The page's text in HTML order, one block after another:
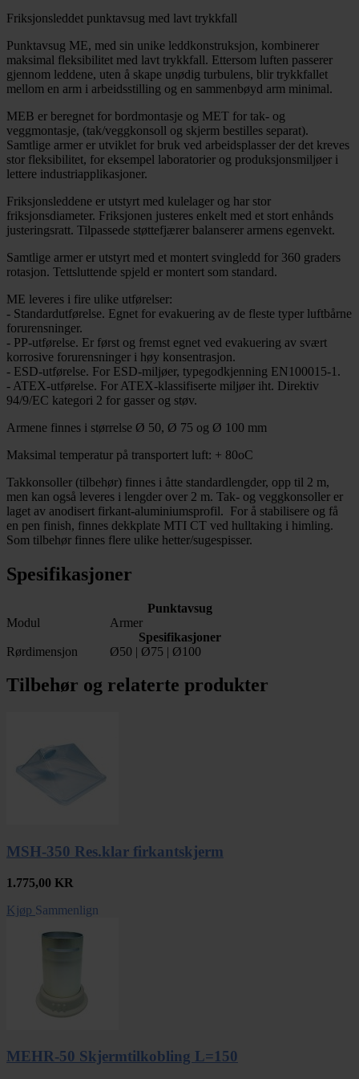
Friksjonsleddet punktavsug med lavt trykkfall
Punktavsug ME, med sin unike leddkonstruksjon, kombinerer
maksimal fleksibilitet med lavt trykkfall. Ettersom luften passerer
gjennom leddene, uten å skape unødig turbulens, blir trykkfallet
mellom en arm i arbeidsstilling og en sammenbøyd arm minimal.
MEB er beregnet for bordmontasje og MET for tak- og
veggmontasje, (tak/veggkonsoll og skjerm bestilles separat).
Samtlige armer er utviklet for bruk ved arbeidsplasser der det kreves
stor fleksibilitet, for eksempel laboratorier og produksjonsmiljøer i
lettere industriapplikasjoner.
Friksjonsleddene er utstyrt med kulelager og har stor
friksjonsdiameter. Friksjonen justeres enkelt med et stort enhånds
justeringsratt. Tilpassede støttefjærer balanserer armens egenvekt.
Samtlige armer er utstyrt med et montert svingledd for 360 graders
rotasjon. Tettsluttende spjeld er montert som standard.
ME leveres i fire ulike utførelser:
- Standardutførelse. Egnet for evakuering av de fleste typer luftbårne
forurensninger.
- PP-utførelse. Er først og fremst egnet ved evakuering av svært
korrosive forurensninger i høy konsentrasjon.
- ESD-utførelse. For ESD-miljøer, typegodkjenning EN100015-1.
- ATEX-utførelse. For ATEX-klassifiserte miljøer iht. Direktiv
94/9/EC kategori 2 for gasser og støv.
Armene finnes i størrelse Ø 50, Ø 75 og Ø 100 mm
Maksimal temperatur på transportert luft: + 80oC
Takkonsoller (tilbehør) finnes i åtte standardlengder, opp til 2 m,
men kan også leveres i lengder over 2 m. Tak- og veggkonsoller er
laget av anodisert firkant-aluminiumsprofil. For å stabilisere og få
en pen finish, finnes dekkplate MTI CT ved hulltaking i himling.
Som tilbehør finnes flere ulike hetter/sugespisser.
Spesifikasjoner
Punktavsug
Modul
Armer
Spesifikasjoner
Rørdimensjon
Ø50 | Ø75 | Ø100
Tilbehør og relaterte produkter
MSH-350 Res.klar firkantskjerm
1.775,00 KR
Kjøp Sammenlign
MEHR-50 Skjermtilkobling L=150